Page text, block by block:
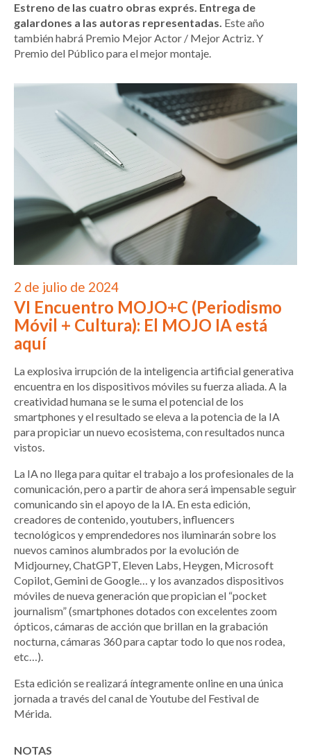
Estreno de las cuatro obras exprés. Entrega de
galardones a las autoras representadas. Este año
también habrá Premio Mejor Actor / Mejor Actriz. Y
Premio del Público para el mejor montaje.
2 de julio de 2024
VI Encuentro MOJO+C (Periodismo
Móvil + Cultura): El MOJO IA está
aquí
La explosiva irrupción de la inteligencia artificial generativa
encuentra en los dispositivos móviles su fuerza aliada. A la
creatividad humana se le suma el potencial de los
smartphones y el resultado se eleva a la potencia de la IA
para propiciar un nuevo ecosistema, con resultados nunca
vistos.
La IA no llega para quitar el trabajo a los profesionales de la
comunicación, pero a partir de ahora será impensable seguir
comunicando sin el apoyo de la IA. En esta edición,
creadores de contenido, youtubers, influencers
tecnológicos y emprendedores nos iluminarán sobre los
nuevos caminos alumbrados por la evolución de
Midjourney, ChatGPT, Eleven Labs, Heygen, Microsoft
Copilot, Gemini de Google… y los avanzados dispositivos
móviles de nueva generación que propician el “pocket
journalism” (smartphones dotados con excelentes zoom
ópticos, cámaras de acción que brillan en la grabación
nocturna, cámaras 360 para captar todo lo que nos rodea,
etc…).
Esta edición se realizará íntegramente online en una única
jornada a través del canal de Youtube del Festival de
Mérida.
NOTAS